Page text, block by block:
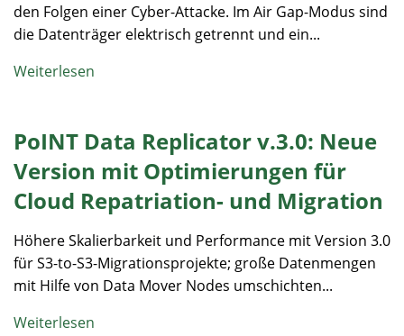
den Folgen einer Cyber-Attacke. Im Air Gap-Modus sind
die Datenträger elektrisch getrennt und ein...
Weiterlesen
PoINT Data Replicator v.3.0: Neue
Version mit Optimierungen für
Cloud Repatriation- und Migration
Höhere Skalierbarkeit und Performance mit Version 3.0
für S3-to-S3-Migrationsprojekte; große Datenmengen
mit Hilfe von Data Mover Nodes umschichten...
Weiterlesen